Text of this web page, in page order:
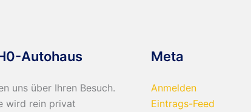
Autohaus
uns über Ihren Besuch.
wird rein privat
Meta
Anmelden
Eintrags-Feed